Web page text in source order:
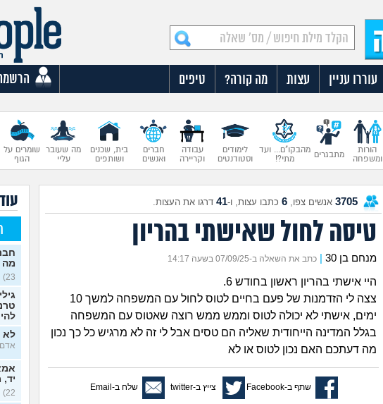
עוררו עניין עצות מה קורה? טיפים
הורות
ומשפחה
מתבגרים
מהבקו"ם... ועד
מתי?!
לימודים
וסטודנטים
עבודה
וקריירה
חברים
ואנשים
בית, שכנים
ושותפים
מה שעובר
עליי
שומרים על
הגוף
3705 אנשים צפו, 6 כתבו עצות, ו-41 דרגו את העצות.
טיסה לחול שאישתי בהריון
מנחם בן 30 כתב את השאלה ב-07/09/25 בשעה 14:17
היי אישתי בהריון ראשון בחודש 6.
צצה לי הזדמנות של פעם בחיים לטוס לחול עם המשפחה למשך 10
ימים, אישתי לא יכולה לטוס וממש ממש רוצה שאטוס עם המשפחה
בגלל המדינה הייחודית שאליה הם טסים אבל לי זה לא מרגיש כל כך נכון
מה דעתכם האם נכון לטוס או לא
שתף ב-Facebook צייץ ב-twitter שלח ב-Email
מה
23)
לא
אדם,
22)